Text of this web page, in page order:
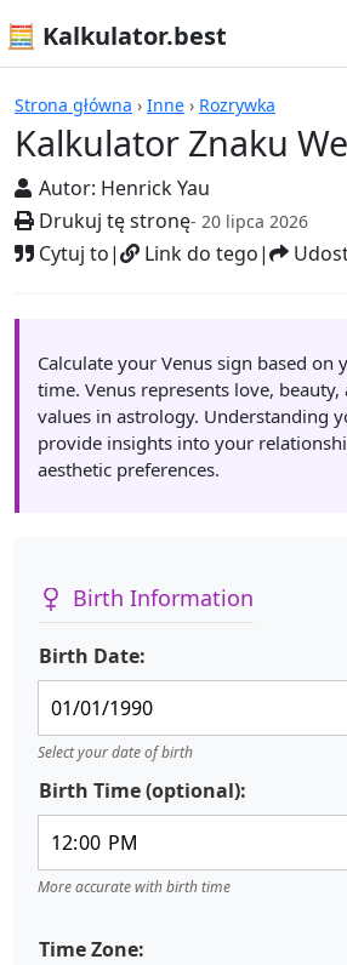
🧮 Kalkulator.best
Strona główna › Inne › Rozrywka
Kalkulator Znaku
Autor: Henrick Yau
Drukuj tę stronę- 20 lipca 2026
Cytuj to| Link do tego|
Kalkulatory
Calculate your Venus sign based on
time. Venus represents love,
values in astrology. Understanding
provide insights into your
aesthetic preferences.
Birth Information
Birth Date:
Select your date of birth
Birth Time (optional):
More accurate with birth time
Time Zone: